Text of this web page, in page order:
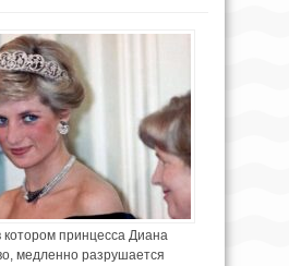
принцесса Диана
медленно разрушается